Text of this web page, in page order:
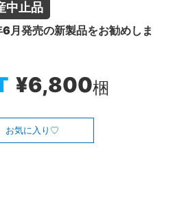
止品
月発売の新製品をお勧めしま
¥6,800梱
お気に入り